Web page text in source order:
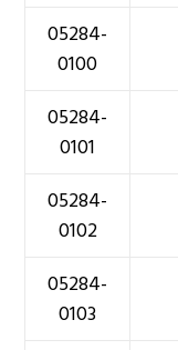
05284-
0100
05284-
0101
05284-
0102
05284-
0103